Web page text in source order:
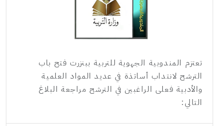
تعتزم المندوبية الجهوية للتربية ببنزرت فتح باب
الترشح لانتداب أساتذة في عديد المواد العلمية
والأدبية فعلى الراغبين في الترشح مراجعة البلاغ
التالي: